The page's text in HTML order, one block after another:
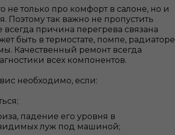
не только про комфорт в салоне, но и
Поэтому так важно не пропустить
причина перегрева связана
быть в термостате, помпе, радиаторе
Качественный ремонт всегда
всех компонентов.
необходимо, если:
падение его уровня в
луж под машиной;